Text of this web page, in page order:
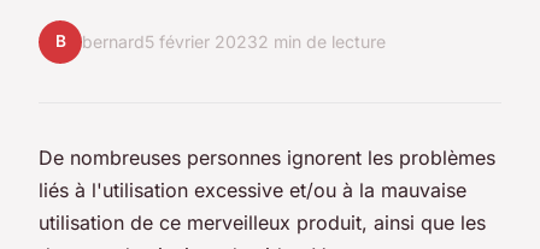
B bernard5 février 20232 min de lecture
De nombreuses personnes ignorent les problèmes
liés à l'utilisation excessive et/ou à la mauvaise
utilisation de ce merveilleux produit, ainsi que les